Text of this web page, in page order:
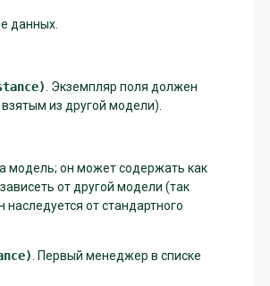
данных.
. Экземпляр поля должен
из другой модели).
модель; он может содержать как
от другой модели (так
от стандартного
. Первый менеджер в списке